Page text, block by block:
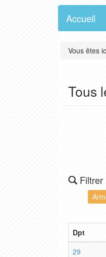
Accueil
Vous êtes
Tous
Filtrer
Dpt
29